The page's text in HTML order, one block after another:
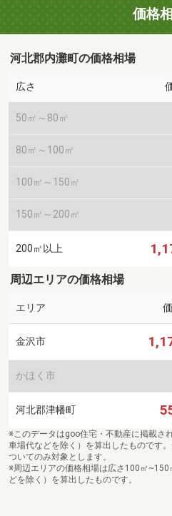
価格
河北郡内灘町の価格相場
広さ
50㎡～80㎡
80㎡～100㎡
100㎡～150㎡
150㎡～200㎡
200㎡以上
周辺エリアの価格相場
エリア
金沢市
かほく市
河北郡津幡町
※このデータはgoo住宅・不動産に掲載さ
車場代などを除く）を算出したものです
ついてのみ対象とします。
※周辺エリアの価格相場は広さ100㎡
どを除く）を算出したものです。